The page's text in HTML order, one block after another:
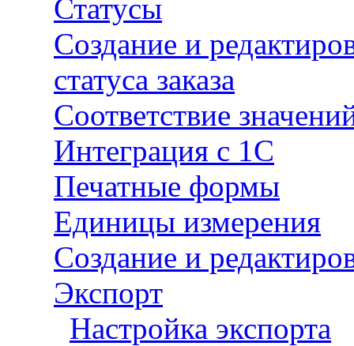
Статусы
Создание и
статуса заказа
Соответствие
Интеграция с 1С
Печатные формы
Единицы измерения
Создание и
Экспорт
Настройка экспорта